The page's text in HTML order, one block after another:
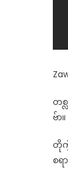
တစ္
ဗ်ာ
တို
စရ